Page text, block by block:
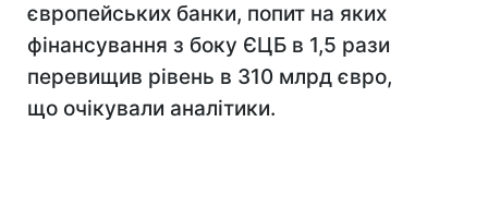
європейських банки, попит на яких
фінансування з боку ЄЦБ в 1,5 рази
перевищив рівень в 310 млрд євро,
що очікували аналітики.